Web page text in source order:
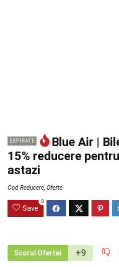
EXPIRATE
Blue Air |
15% reducere
astazi
Cod Reducere, Oferte
Save
0
Scorul Ofertei +9